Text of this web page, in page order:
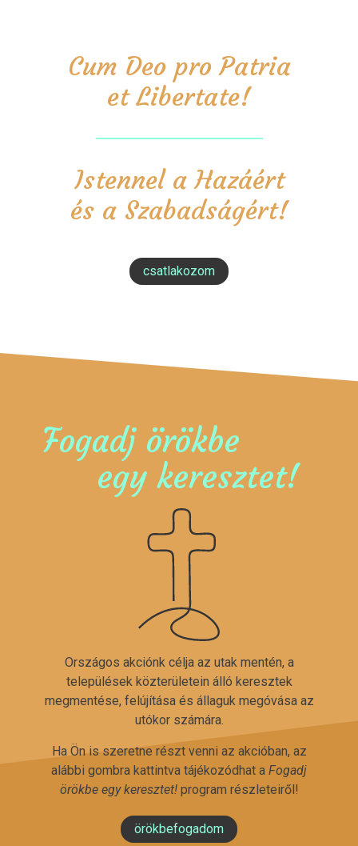
Cum Deo pro Patria
et Libertate!
Istennel a Hazáért
és a Szabadságért!
csatlakozom
Fogadj örökbe
egy keresztet!
Országos akciónk célja az utak mentén, a
települések közterületein álló keresztek
megmentése, felújítása és állaguk megóvása az
utókor számára.
Ha Ön is szeretne részt venni az akcióban, az
alábbi gombra kattintva tájékozódhat a Fogadj
örökbe egy keresztet!program részleteiről!
örökbefogadom